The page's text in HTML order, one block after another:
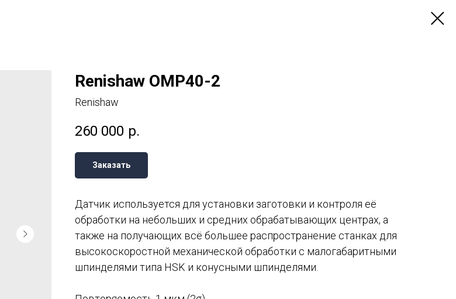
Renishaw OMP40-2
Renishaw
260 000 р.
Заказать
Датчик используется для установки заготовки и контроля её
обработки на небольших и средних обрабатывающих центрах, а
также на получающих всё большее распространение станках для
высокоскоростной механической обработки с малогабаритными
шпинделями типа HSK и конусными шпинделями.